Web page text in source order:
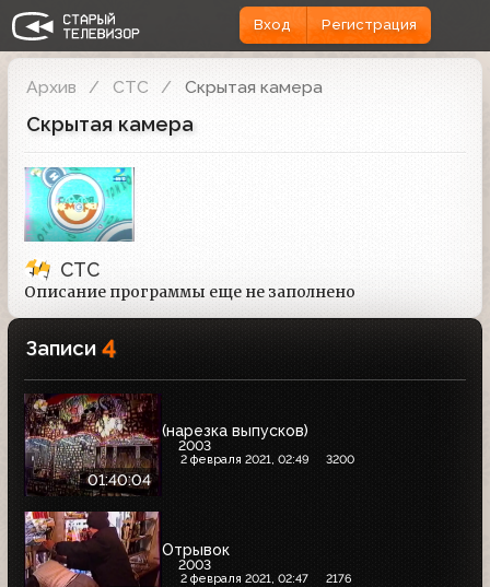
Вход Регистрация
Архив СТС Скрытая камера
Скрытая камера
СТС
Описание программы еще не заполнено
Записи 4
01:40:04
(нарезка выпусков)
2003
2 февраля 2021, 02:49 3200
Отрывок
2003
2 февраля 2021, 02:47 2176